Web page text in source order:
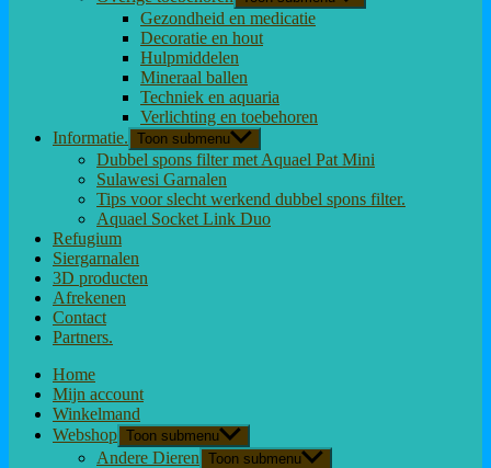
Gezondheid en medicatie
Decoratie en hout
Hulpmiddelen
Mineraal ballen
Techniek en aquaria
Verlichting en toebehoren
Informatie. Toon submenu
Dubbel spons filter met Aquael Pat Mini
Sulawesi Garnalen
Tips voor slecht werkend dubbel spons filter.
Aquael Socket Link Duo
Refugium
Siergarnalen
3D producten
Afrekenen
Contact
Partners.
Home
Mijn account
Winkelmand
Webshop Toon submenu
Andere Dieren Toon submenu